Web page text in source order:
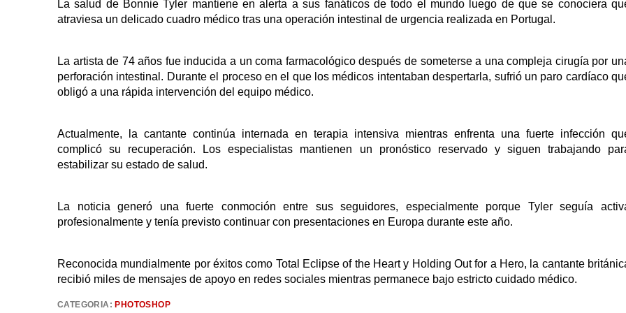
La salud de Bonnie Tyler mantiene en alerta a sus fanáticos de todo el mundo luego de que se conociera
atraviesa un delicado cuadro médico tras una operación intestinal de urgencia realizada en Portugal.
La artista de 74 años fue inducida a un coma farmacológico después de someterse a una compleja cirugía por
perforación intestinal. Durante el proceso en el que los médicos intentaban despertarla, sufrió un paro cardíaco
obligó a una rápida intervención del equipo médico.
Actualmente, la cantante continúa internada en terapia intensiva mientras enfrenta una fuerte infección
complicó su recuperación. Los especialistas mantienen un pronóstico reservado y siguen trabajando
estabilizar su estado de salud.
La noticia generó una fuerte conmoción entre sus seguidores, especialmente porque Tyler seguía
profesionalmente y tenía previsto continuar con presentaciones en Europa durante este año.
Reconocida mundialmente por éxitos como Total Eclipse of the Heart y Holding Out for a Hero, la cantante
recibió miles de mensajes de apoyo en redes sociales mientras permanece bajo estricto cuidado médico.
CATEGORIA: PHOTOSHOP